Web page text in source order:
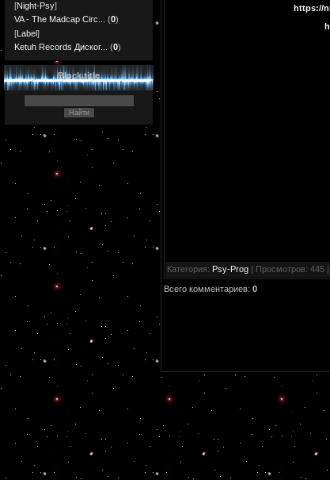
[Night-Psy]
VA - The Madcap Circ...
(0)
[Label]
Ketuh Records Диског...
(0)
Block title
https://
Категория: Psy-Prog | Просмотров: 445 |
Всего комментариев: 0